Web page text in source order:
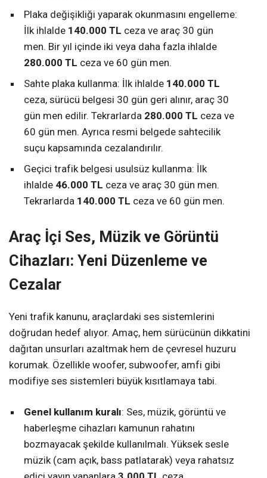
Plaka değişikliği yaparak okunmasını engelleme:
İlk ihlalde 140.000 TL ceza ve araç 30 gün
men. Bir yıl içinde iki veya daha fazla ihlalde
280.000 TL ceza ve 60 gün men.
Sahte plaka kullanma: İlk ihlalde 140.000 TL
ceza, sürücü belgesi 30 gün geri alınır, araç 30
gün men edilir. Tekrarlarda 280.000 TL ceza ve
60 gün men. Ayrıca resmi belgede sahtecilik
suçu kapsamında cezalandırılır.
Geçici trafik belgesi usulsüz kullanma: İlk
ihlalde 46.000 TL ceza ve araç 30 gün men.
Tekrarlarda 140.000 TL ceza ve 60 gün men.
Araç İçi Ses, Müzik ve Görüntü
Cihazları: Yeni Düzenleme ve
Cezalar
Yeni trafik kanunu, araçlardaki ses sistemlerini
doğrudan hedef alıyor. Amaç, hem sürücünün dikkatini
dağıtan unsurları azaltmak hem de çevresel huzuru
korumak. Özellikle woofer, subwoofer, amfi gibi
modifiye ses sistemleri büyük kısıtlamaya tabi.
Genel kullanım kuralı: Ses, müzik, görüntü ve
haberleşme cihazları kamunun rahatını
bozmayacak şekilde kullanılmalı. Yüksek sesle
müzik (cam açık, bass patlatarak) veya rahatsız